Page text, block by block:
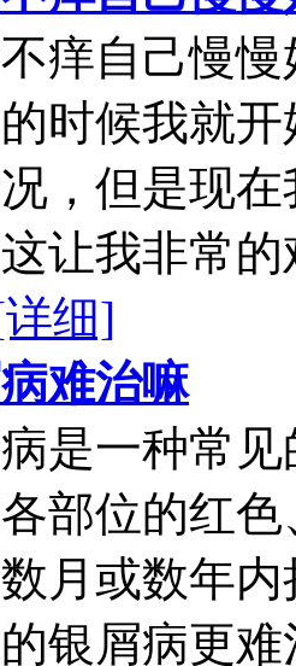
痒自己慢
时候我就
，但是现
让我非常
细]
难治嘛
是一种常
部位的红
月或数年
银屑病更